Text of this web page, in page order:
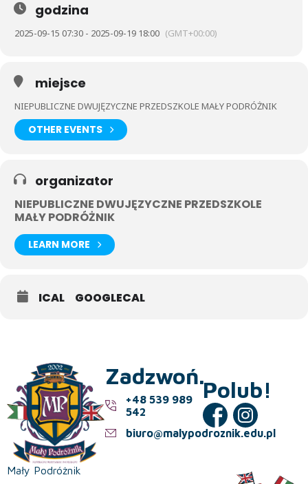
godzina
2025-09-15 07:30 - 2025-09-19 18:00 (GMT+00:00)
miejsce
NIEPUBLICZNE DWUJĘZYCZNE PRZEDSZKOLE MAŁY PODRÓŻNIK
OTHER EVENTS
organizator
NIEPUBLICZNE DWUJĘZYCZNE PRZEDSZKOLE
MAŁY PODRÓŻNIK
LEARN MORE
ICAL GOOGLECAL
Mały Podróżnik
Zadzwoń.
+48 539 989
542
biuro@malypodroznik.edu.pl
Polub!